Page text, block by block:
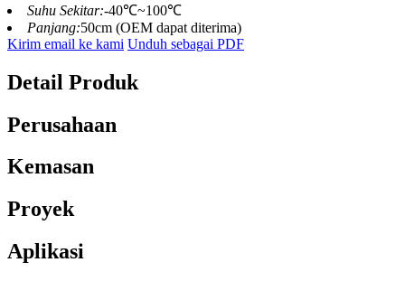
Suhu Sekitar:-40℃~100℃
Panjang:50cm (OEM dapat diterima)
Kirim email ke kami Unduh sebagai PDF
Detail Produk
Perusahaan
Kemasan
Proyek
Aplikasi